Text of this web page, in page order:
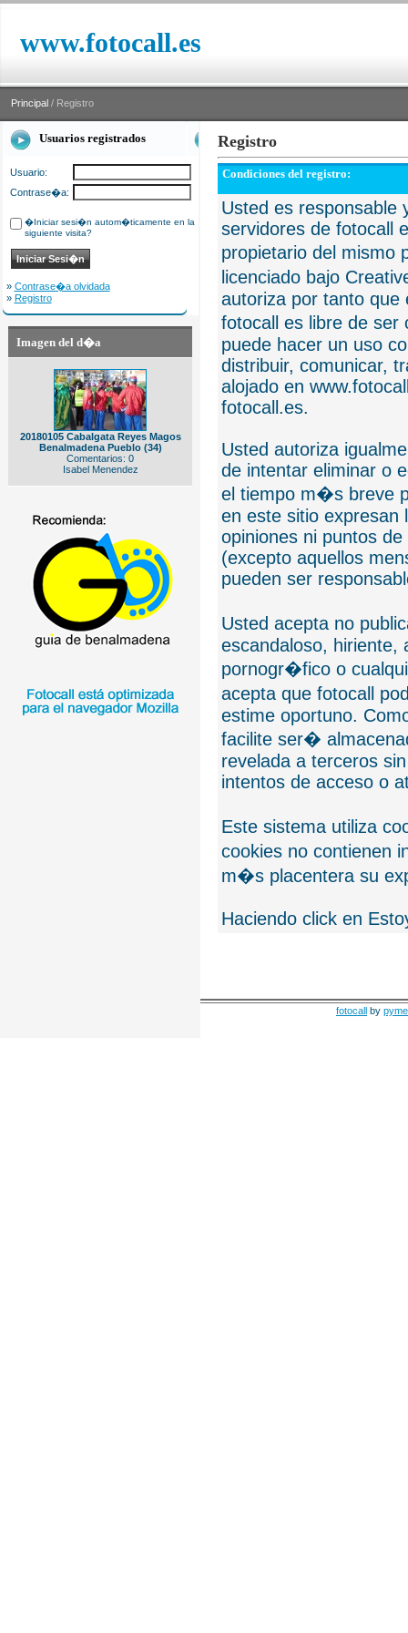
www.fotocall.es
Principal / Registro
Usuarios registrados
Usuario:
Contrase�a:
�Iniciar sesi�n autom�ticamente en la
siguiente visita?
» Contrase�a olvidada
» Registro
Imagen del d�a
20180105 Cabalgata Reyes Magos
Benalmadena Pueblo (34)
Comentarios: 0
Isabel Menendez
Registro
Condiciones del registro:
Usted es responsable
servidores de fotocall
propietario del mismo
licenciado bajo
autoriza por tanto que
fotocall es libre de
puede hacer un uso
distribuir, comunicar,
alojado en
fotocall.es.
Usted autoriza
de intentar eliminar o
el tiempo m�s breve
en este sitio expresan
opiniones ni puntos
(excepto aquellos
pueden ser
Usted acepta no
escandaloso, hiriente,
pornogr�fico o
acepta que fotocall
estime oportuno.
facilite ser�
revelada a terceros
intentos de acceso o
Este sistema utiliza
cookies no contienen
m�s placentera su
Haciendo click en
fotocall by